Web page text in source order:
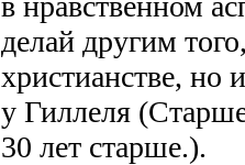
делай другим
христианстве, но
у Гиллеля
30 лет старше.).